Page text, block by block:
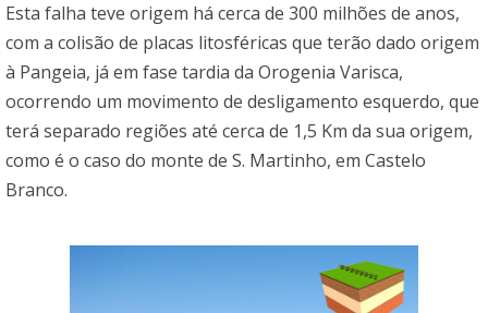
Esta falha teve origem há cerca de 300 milhões de anos,
com a colisão de placas litosféricas que terão dado origem
à Pangeia, já em fase tardia da Orogenia Varisca,
ocorrendo um movimento de desligamento esquerdo, que
terá separado regiões até cerca de 1,5 Km da sua origem,
como é o caso do monte de S. Martinho, em Castelo
Branco.